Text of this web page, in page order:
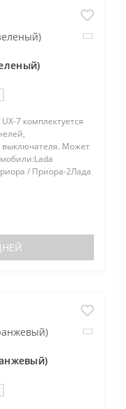
7 комплектуется
выключателя. Может
/ Приора-2Лада